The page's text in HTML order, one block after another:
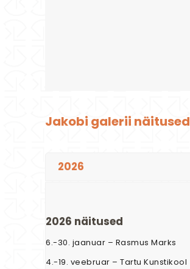
Jakobi galerii näitused
2026
2026 näitused
6.-30. jaanuar – Rasmus Marks
4.-19. veebruar – Tartu Kunstikool